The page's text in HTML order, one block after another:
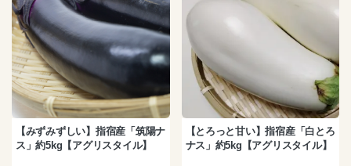
【みずみずしい】指宿産「筑陽ナ
ス」約5kg【アグリスタイル】
【とろっと甘い】指宿産「白とろ
ナス」約5kg【アグリスタイル】